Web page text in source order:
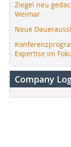
Ziegel neu
Weimar
Neue
Expertise im
Company